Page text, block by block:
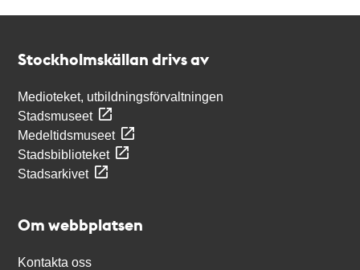
Stockholmskällan drivs av
Medioteket, utbildningsförvaltningen
Stadsmuseet
Medeltidsmuseet
Stadsbiblioteket
Stadsarkivet
Om webbplatsen
Kontakta oss